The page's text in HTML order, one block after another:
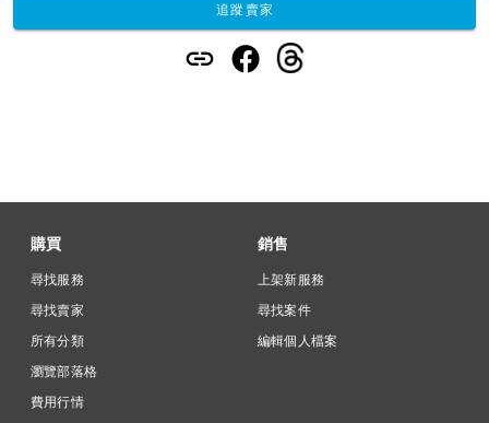
追蹤賣家
購買
尋找服務
尋找賣家
所有分類
瀏覽部落格
費用行情
銷售
上架新服務
尋找案件
編輯個人檔案